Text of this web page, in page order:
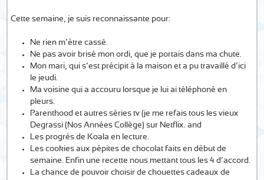
Cette semaine, je suis reconnaissante pour:
Ne rien m’être cassé.
Ne pas avoir brisé mon ordi, que je portais dans ma chute.
Mon mari, qui s’est précipit à la maison et a pu travaillé d’ici
le jeudi.
Ma voisine qui a accouru lorsque je lui ai téléphoné en
pleurs.
Parenthood et autres séries tv (je me refais tous les vieux
Degrassi (Nos Années Collège) sur Netflix. and
Les progrès de Koala en lecture.
Les cookies aux pépites de chocolat faits en début de
semaine. Enfin une recette nous mettant tous les 4 d’accord.
La chance de pouvoir choisir de chouettes cadeaux de